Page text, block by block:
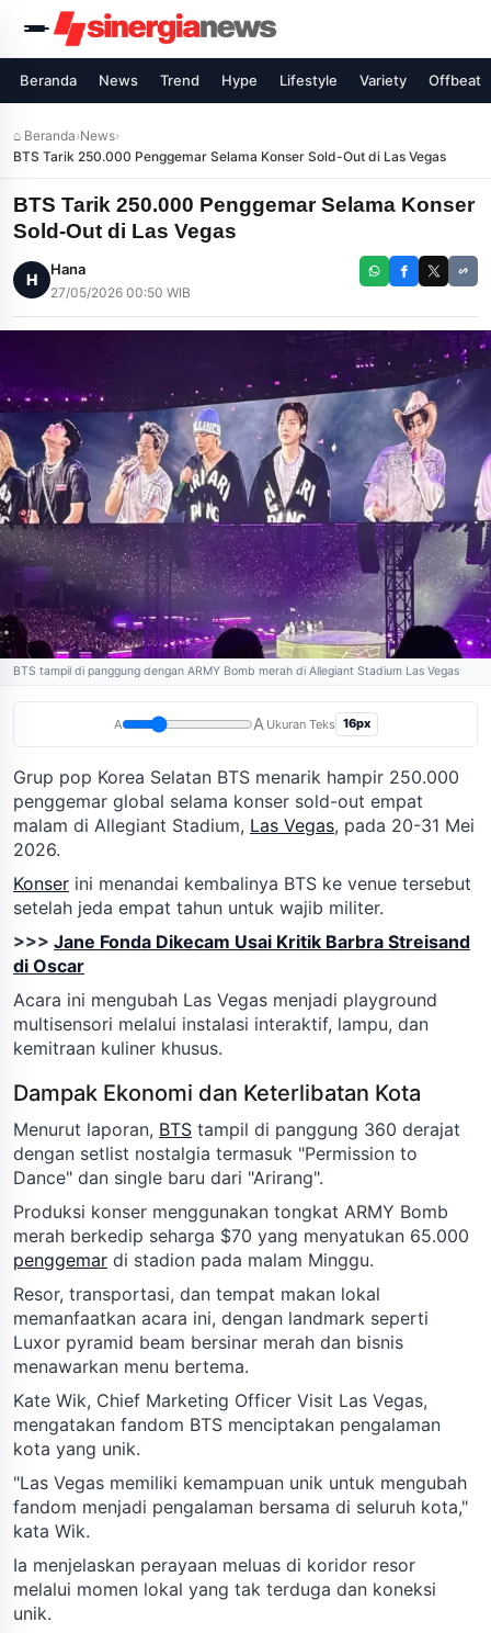
Beranda News Trend Hype Lifestyle Variety Offbeat
⌂ Beranda›News›
BTS Tarik 250.000 Penggemar Selama Konser Sold-Out di Las Vegas
BTS Tarik 250.000 Penggemar Selama Konser
Sold-Out di Las Vegas
H
Hana
27/05/2026 00:50 WIB
BTS tampil di panggung dengan ARMY Bomb merah di Allegiant Stadium Las Vegas
A A Ukuran Teks 16px
Grup pop Korea Selatan BTS menarik hampir 250.000
penggemar global selama konser sold-out empat
malam di Allegiant Stadium, Las Vegas, pada 20-31 Mei
2026.
Konser ini menandai kembalinya BTS ke venue tersebut
setelah jeda empat tahun untuk wajib militer.
>>> Jane Fonda Dikecam Usai Kritik Barbra Streisand
di Oscar
Acara ini mengubah Las Vegas menjadi playground
multisensori melalui instalasi interaktif, lampu, dan
kemitraan kuliner khusus.
Dampak Ekonomi dan Keterlibatan Kota
Menurut laporan, BTS tampil di panggung 360 derajat
dengan setlist nostalgia termasuk "Permission to
Dance" dan single baru dari "Arirang".
Produksi konser menggunakan tongkat ARMY Bomb
merah berkedip seharga $70 yang menyatukan 65.000
penggemar di stadion pada malam Minggu.
Resor, transportasi, dan tempat makan lokal
memanfaatkan acara ini, dengan landmark seperti
Luxor pyramid beam bersinar merah dan bisnis
menawarkan menu bertema.
Kate Wik, Chief Marketing Officer Visit Las Vegas,
mengatakan fandom BTS menciptakan pengalaman
kota yang unik.
"Las Vegas memiliki kemampuan unik untuk mengubah
fandom menjadi pengalaman bersama di seluruh kota,"
kata Wik.
Ia menjelaskan perayaan meluas di koridor resor
melalui momen lokal yang tak terduga dan koneksi
unik.